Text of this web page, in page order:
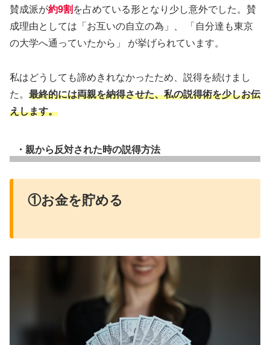
賛成派が約9割 を占めている形となり少し意外でした。賛
成理由としては「お互いの自立の為」、 「自分達も東京
の大学へ通っていたから」 が挙げられています。
私はどうしても諦めきれなかったため、説得を続けまし
た。 最終的には両親を納得させた、私の説得術を少しお伝
えします。
・親から反対された時の説得方法
①お金を貯める